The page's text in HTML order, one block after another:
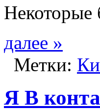
Некоторые
далее »
Метки:
Я В